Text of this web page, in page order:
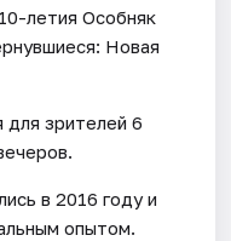
летия Особняк
Новая
для зрителей 6
в 2016 году и
опытом.